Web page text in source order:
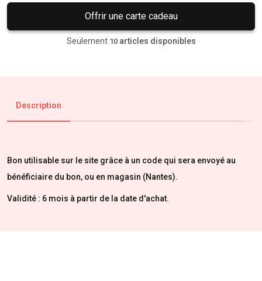
Offrir une carte cadeau
Seulement 10 articles disponibles
Description
Bon utilisable sur le site grâce à un code qui sera envoyé au
bénéficiaire du bon, ou en magasin (Nantes).
Validité : 6 mois à partir de la date d'achat.